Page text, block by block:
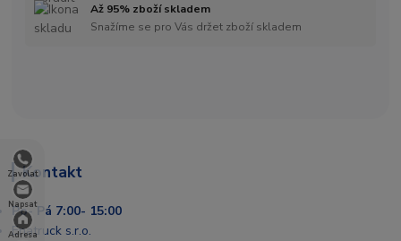
Zavolat
Napsat
Adresa
Až 95% zboží skladem
Snažíme se pro Vás držet zboží skladem
Kontakt
Po- Pá 7:00- 15:00
Enatruck s.r.o.